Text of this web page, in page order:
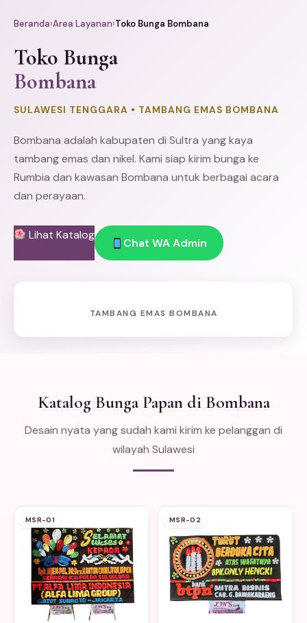
Beranda›Area Layanan›Toko Bunga Bombana
Toko Bunga
Bombana
SULAWESI TENGGARA • TAMBANG EMAS BOMBANA
Bombana adalah kabupaten di Sultra yang kaya
tambang emas dan nikel. Kami siap kirim bunga ke
Rumbia dan kawasan Bombana untuk berbagai acara
dan perayaan.
Lihat Katalog
Chat WA Admin
TAMBANG EMAS BOMBANA
Katalog Bunga Papan di Bombana
Desain nyata yang sudah kami kirim ke pelanggan di
wilayah Sulawesi
MSR-01 MSR-02